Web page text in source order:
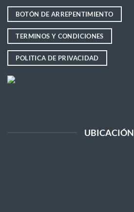
BOTÓN DE ARREPENTIMIENTO
TERMINOS Y CONDICIONES
POLITICA DE PRIVACIDAD
UBICACIÓN